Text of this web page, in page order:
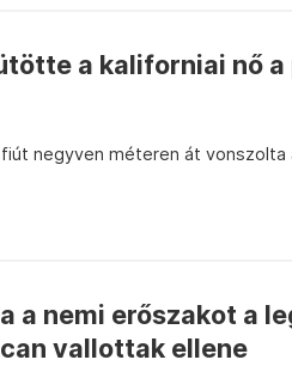
a kaliforniai nő
negyven méteren át vonszolta
a nemi erőszakot a
vallottak ellene